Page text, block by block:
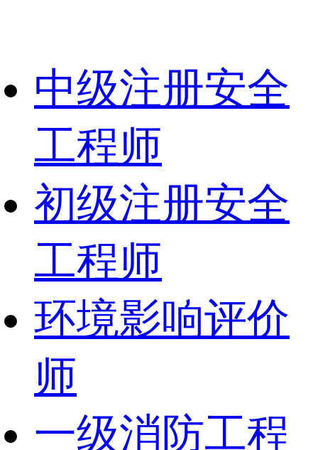
中级注册安全
工程师
初级注册安全
工程师
环境影响评价
师
一级消防工程